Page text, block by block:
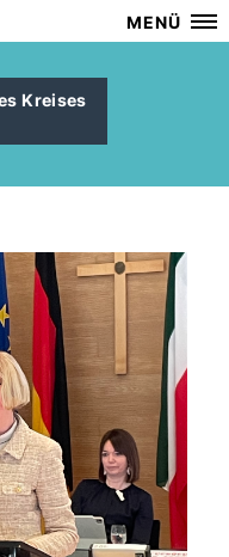
MENÜ
Kreises